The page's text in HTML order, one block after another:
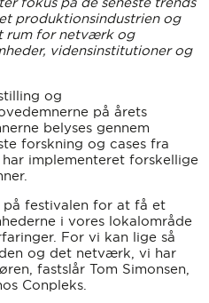
produktionsindustrien og
rum for netværk og
vidensinstitutioner og
og
på årets
belyses gennem
forskning og cases fra
implementeret forskellige
på festivalen for at få et
i vores lokalområde
For vi kan lige så
og det netværk, vi har
fastslår Tom Simonsen,
Conpleks.